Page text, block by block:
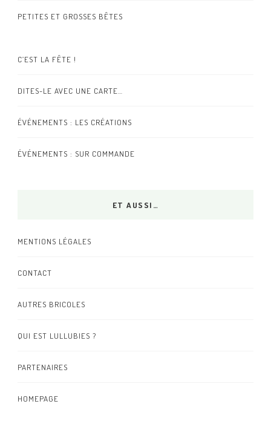
PETITES ET GROSSES BÊTES
C’EST LA FÊTE !
DITES-LE AVEC UNE CARTE…
ÉVÉNEMENTS : LES CRÉATIONS
ÉVÉNEMENTS : SUR COMMANDE
ET AUSSI…
MENTIONS LÉGALES
CONTACT
AUTRES BRICOLES
QUI EST LULLUBIES ?
PARTENAIRES
HOMEPAGE